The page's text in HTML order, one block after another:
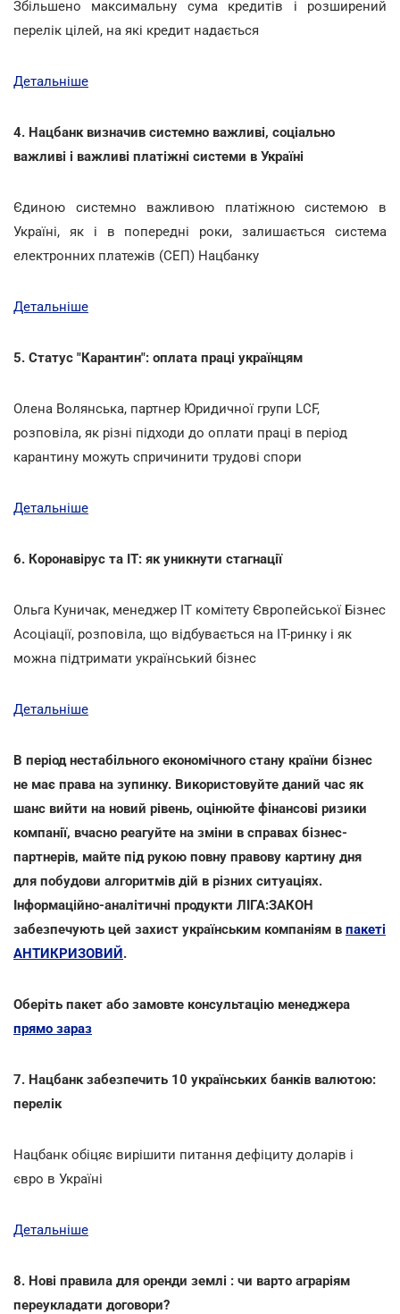
Збільшено максимальну сума кредитів і розширений
перелік цілей, на які кредит надається
Детальніше
4. Нацбанк визначив системно важливі, соціально
важливі і важливі платіжні системи в Україні
Єдиною системно важливою платіжною системою в
Україні, як і в попередні роки, залишається система
електронних платежів (СЕП) Нацбанку
Детальніше
5. Статус "Карантин": оплата праці українцям
Олена Волянська, партнер Юридичної групи LCF,
розповіла, як різні підходи до оплати праці в період
карантину можуть спричинити трудові спори
Детальніше
6. Коронавірус та IТ: як уникнути стагнації
Ольга Куничак, менеджер ІТ комітету Європейської Бізнес
Асоціації, розповіла, що відбувається на ІТ-ринку і як
можна підтримати український бізнес
Детальніше
В період нестабільного економічного стану країни бізнес
не має права на зупинку. Використовуйте даний час як
шанс вийти на новий рівень, оцінюйте фінансові ризики
компанії, вчасно реагуйте на зміни в справах бізнес-
партнерів, майте під рукою повну правову картину дня
для побудови алгоритмів дій в різних ситуаціях.
Інформаційно-аналітичні продукти ЛІГА:ЗАКОН
забезпечують цей захист українським компаніям в пакеті
АНТИКРИЗОВИЙ.
Оберіть пакет або замовте консультацію менеджера
прямо зараз
7. Нацбанк забезпечить 10 українських банків валютою:
перелік
Нацбанк обіцяє вирішити питання дефіциту доларів і
євро в Україні
Детальніше
8. Нові правила для оренди землі : чи варто аграріям
переукладати договори?